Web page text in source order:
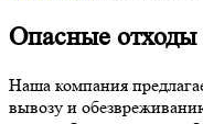
Опасные отходы
Наша компания
вывозу и